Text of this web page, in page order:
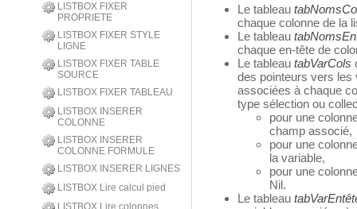
LISTBOX FIXER
PROPRIETE
LISTBOX FIXER STYLE
LIGNE
LISTBOX FIXER TABLE
SOURCE
LISTBOX FIXER TABLEAU
LISTBOX INSERER
COLONNE
LISTBOX INSERER
COLONNE FORMULE
LISTBOX INSERER LIGNES
LISTBOX Lire calcul pied
LISTBOX Lire colonnes
Le tableau
chaque colonne de la
Le tableau
chaque en-tête de
Le tableau tabVarCols
des pointeurs vers les
associées à chaque
type sélection ou
pour une
champ associé,
pour une
la variable,
pour une
Nil.
Le tableau